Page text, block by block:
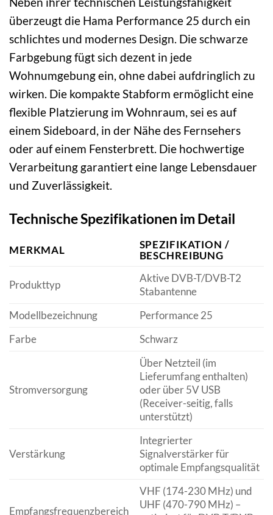
überzeugt die Hama Performance 25 durch ein
schlichtes und modernes Design. Die schwarze
Farbgebung fügt sich dezent in jede
Wohnumgebung ein, ohne dabei aufdringlich zu
wirken. Die kompakte Stabform ermöglicht eine
flexible Platzierung im Wohnraum, sei es auf
einem Sideboard, in der Nähe des Fernsehers
oder auf einem Fensterbrett. Die hochwertige
Verarbeitung garantiert eine lange Lebensdauer
und Zuverlässigkeit.
Technische Spezifikationen im Detail
MERKMAL
SPEZIFIKATION /
BESCHREIBUNG
Produkttyp
Aktive DVB-T/DVB-T2
Stabantenne
Modellbezeichnung
Performance 25
Farbe
Schwarz
Stromversorgung
Über Netzteil (im
Lieferumfang enthalten)
oder über 5V USB
(Receiver-seitig, falls
unterstützt)
Verstärkung
Integrierter
Signalverstärker für
optimale Empfangsqualität
Empfangsfrequenzbereich
VHF (174-230 MHz) und
UHF (470-790 MHz) –